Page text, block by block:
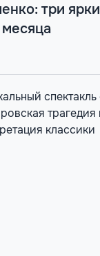
три
месяца
спектакль
трагедия
классики